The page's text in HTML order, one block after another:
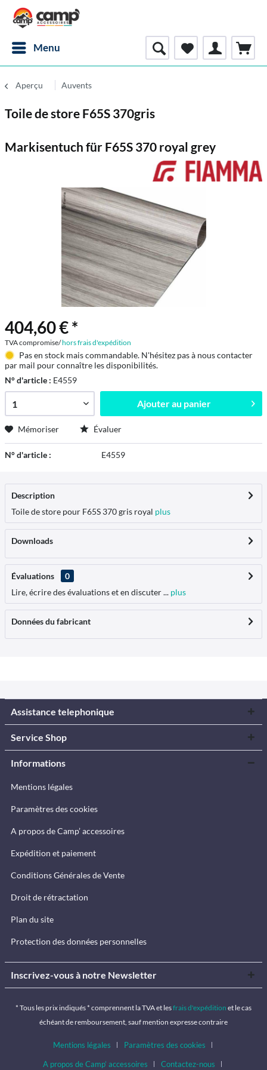
Menu
Aperçu Auvents
Toile de store F65S 370gris
Markisentuch für F65S 370 royal grey
404,60 € *
TVA compromise/hors frais d'expédition
Pas en stock mais commandable. N'hésitez pas à nous contacter
par mail pour connaître les disponibilités.
N° d'article : E4559
Ajouter au panier
Mémoriser Évaluer
N° d'article : E4559
Description
Toile de store pour F65S 370 gris royal plus
Downloads
Évaluations
0
Lire, écrire des évaluations et en discuter ... plus
Données du fabricant
Assistance telephonique
Service Shop
Informations
Mentions légales
Paramètres des cookies
A propos de Camp’ accessoires
Expédition et paiement
Conditions Générales de Vente
Droit de rétractation
Plan du site
Protection des données personnelles
Inscrivez-vous à notre Newsletter
* Tous les prix indiqués * comprennent la TVA et lesfrais d'expédition et le cas
échéant de remboursement, sauf mention expresse contraire
Mentions légales
Paramètres des cookies
A propos de Camp’ accessoires
Contactez-nous